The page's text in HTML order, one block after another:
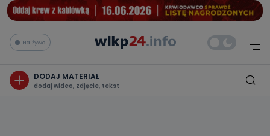
Na żywo
DODAJ MATERIAŁ
dodaj wideo, zdjęcie, tekst